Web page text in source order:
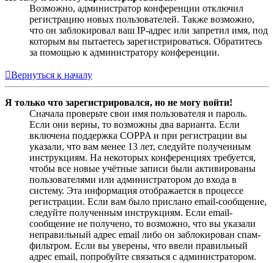
Возможно, администратор конференции отключил
регистрацию новых пользователей. Также возможно,
что он заблокировал ваш IP-адрес или запретил имя, под
которым вы пытаетесь зарегистрироваться. Обратитесь
за помощью к администратору конференции.
Вернуться к началу
Я только что зарегистрировался, но не могу войти!
Сначала проверьте свои имя пользователя и пароль.
Если они верны, то возможны два варианта. Если
включена поддержка COPPA и при регистрации вы
указали, что вам менее 13 лет, следуйте полученным
инструкциям. На некоторых конференциях требуется,
чтобы все новые учётные записи были активированы
пользователями или администратором до входа в
систему. Эта информация отображается в процессе
регистрации. Если вам было прислано email-сообщение,
следуйте полученным инструкциям. Если email-
сообщение не получено, то возможно, что вы указали
неправильный адрес email либо он заблокирован спам-
фильтром. Если вы уверены, что ввели правильный
адрес email, попробуйте связаться с администратором.